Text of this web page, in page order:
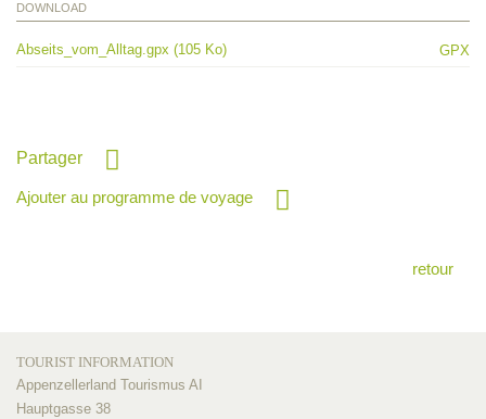
DOWNLOAD
Abseits_vom_Alltag.gpx (105 Ko) GPX
Partager
Ajouter au programme de voyage
retour
TOURIST INFORMATION
Appenzellerland Tourismus AI
Hauptgasse 38